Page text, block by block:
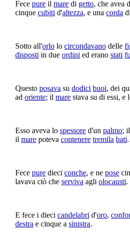
Fece pure il mare di getto, che avea
cinque cubiti d'altezza, e una corda di
Sotto all'orlo lo circondavano delle
disposti in due ordini ed erano stati
Questo posava su dodici buoi, dei
ad oriente; il mare stava su di essi, e
Esso aveva lo spessore d'un palmo;
il mare poteva contenere tremila bati.
Fece pure dieci conche, e ne pose
lavava ciò che serviva agli olocausti.
E fece i dieci candelabri d'oro,
destra e cinque a sinistra.